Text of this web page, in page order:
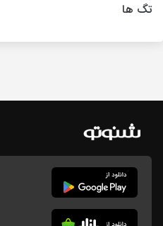
تگ ها